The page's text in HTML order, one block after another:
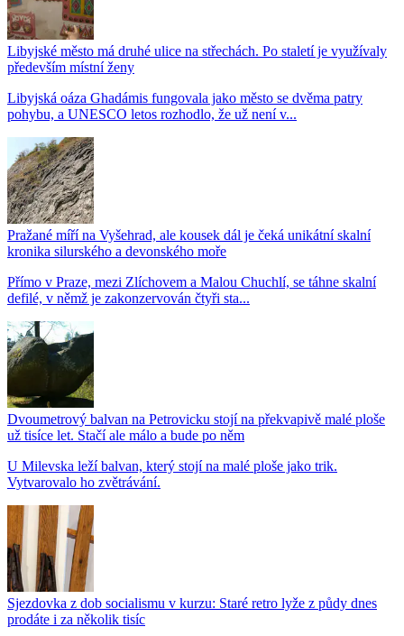
Libyjské město má druhé ulice na střechách. Po staletí je využívaly
především místní ženy
Libyjská oáza Ghadámis fungovala jako město se dvěma patry
pohybu, a UNESCO letos rozhodlo, že už není v...
Pražané míří na Vyšehrad, ale kousek dál je čeká unikátní skalní
kronika silurského a devonského moře
Přímo v Praze, mezi Zlíchovem a Malou Chuchlí, se táhne skalní
defilé, v němž je zakonzervován čtyři sta...
Dvoumetrový balvan na Petrovicku stojí na překvapivě malé ploše
už tisíce let. Stačí ale málo a bude po něm
U Milevska leží balvan, který stojí na malé ploše jako trik.
Vytvarovalo ho zvětrávání.
Sjezdovka z dob socialismu v kurzu: Staré retro lyže z půdy dnes
prodáte i za několik tisíc